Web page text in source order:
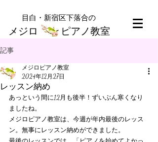
​目白・新宿区下落合の
メジロ ピアノ教室
記事
レッスン納め
メジロピアノ教室
2024年12月27日
あっという間に12月も後半！ずいぶん寒くなり
ましたね。
メジロピアノ教室は、今週が年内最後のレッス
ン。無事にレッスン納めができました。